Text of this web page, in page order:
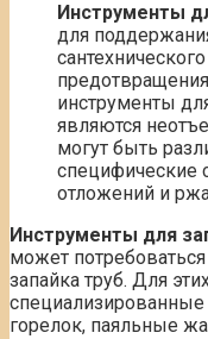
Инструменты
для
инструменты
являются
могут быть
специфические
отложений и
Инструменты для
может
запайка труб. Для
горелок, паяльные